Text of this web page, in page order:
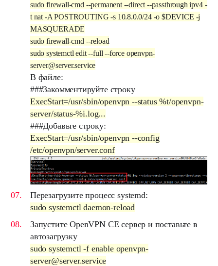
sudo firewall-cmd --permanent --direct --passthrough ipv4 -
t nat -A POSTROUTING -s 10.8.0.0/24 -o $DEVICE -j
MASQUERADE
sudo firewall-cmd --reload
sudo systemctl edit --full --force openvpn-
server@server.service
В файле:
###Закомментируйте строку
ExecStart=/usr/sbin/openvpn --status %t/openvpn-
server/status-%i.log...
###Добавьте строку:
ExecStart=/usr/sbin/openvpn --config
/etc/openvpn/server.conf
Перезагрузите процессsystemd:
sudo systemctl daemon-reload
ЗапуститеOpenVPN CE сервер и поставьте в
автозагрузку
sudo systemctl -f enable openvpn-
server@server.service